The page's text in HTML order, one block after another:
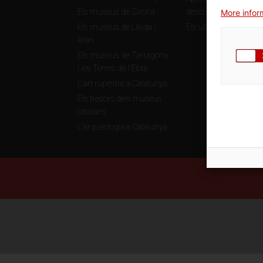
Els museus de Girona
Els museus de Lleida i
Aran
Els museus de Tarragona
i les Terres de l'Ebre
L'art rupestre a Catalunya
Els tresors dels museus
catalans
L'arqueologia a Catalunya
descomptes
Els ulls de la història
More